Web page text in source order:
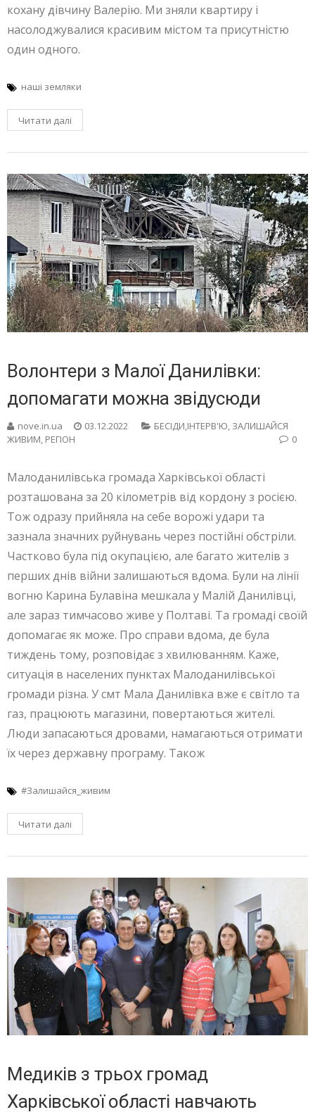
кохану дівчину Валерію. Ми зняли квартиру і
насолоджувалися красивим містом та присутністю
один одного.
наші земляки
Читати далі
Волонтери з Малої Данилівки:
допомагати можна звідусюди
nove.in.ua 03.12.2022 БЕСIДИ,ІНТЕРВ'Ю, ЗАЛИШАЙСЯ
ЖИВИМ, РЕГІОН 0
Малоданилівська громада Харківської області
розташована за 20 кілометрів від кордону з росією.
Тож одразу прийняла на себе ворожі удари та
зазнала значних руйнувань через постійні обстріли.
Частково була під окупацією, але багато жителів з
перших днів війни залишаються вдома. Були на лінії
вогню Карина Булавіна мешкала у Малій Данилівці,
але зараз тимчасово живе у Полтаві. Та громаді своїй
допомагає як може. Про справи вдома, де була
тиждень тому, розповідає з хвилюванням. Каже,
ситуація в населених пунктах Малоданилівської
громади різна. У смт Мала Данилівка вже є світло та
газ, працюють магазини, повертаються жителі.
Люди запасаються дровами, намагаються отримати
їх через державну програму. Також
#Залишайся_живим
Читати далі
Медиків з трьох громад
Харківської області навчають